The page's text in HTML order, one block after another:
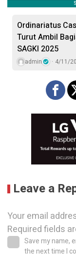
Ordinariatus
Turut Ambil
SAGKI 2025
admin 4/11/
Leave a
Your email
Required fields
Save my name,
the next time I